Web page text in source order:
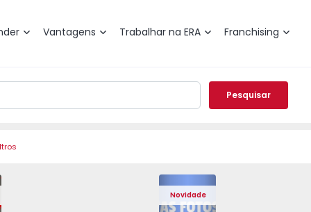
Vantagens Trabalhar na ERA Franchising
Pesquisar
Pedrouços - 1575536 - 7
T3 Maia, Pedrouços - 1575536 - 9
Apartamento T3 Maia, Pedrouços - 1575536 - 8
Apartamento T3 Maia, Pedrouços - 1575536 - 12
Apartamento T3 Maia, Pedrouços -
Apartamento T3 Maia,
Apartamento
Novidade
Apartamento T3 Porto,